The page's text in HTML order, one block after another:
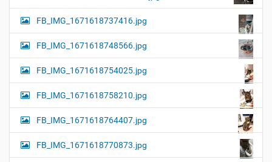
FB_IMG_1671618737416.jpg
FB_IMG_1671618748566.jpg
FB_IMG_1671618754025.jpg
FB_IMG_1671618758210.jpg
FB_IMG_1671618764407.jpg
FB_IMG_1671618770873.jpg